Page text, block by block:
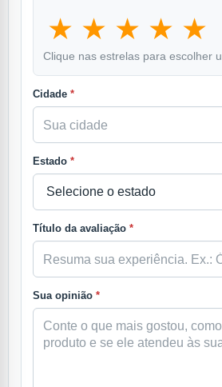
★
★
★
★
★
Clique nas estrelas para escolher
Cidade *
Estado *
Título da avaliação *
Sua opinião *